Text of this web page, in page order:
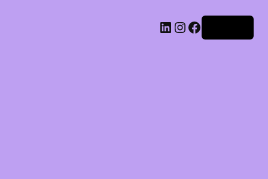
LinkedIn
Instagram
Facebook